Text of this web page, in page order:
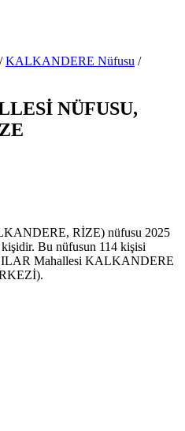
/ KALKANDERE Nüfusu /
NÜFUSU,
RİZE) nüfusu 2025
Bu nüfusun 114 kişisi
Mahallesi KALKANDERE